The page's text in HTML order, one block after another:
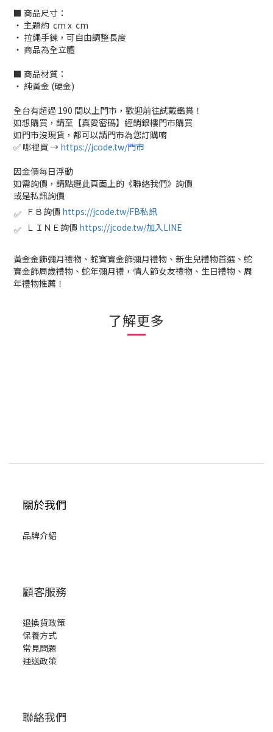
■ 商品尺寸：
‧ 主題約 cm x cm
‧ 拉繩手鍊，可自由調整長度
‧ 商品為全立體
■ 商品材質：
‧ 純黃金 (硬金)
全台有超過 190 間以上門市，歡迎前往試戴鑑賞！
如想購買，請至【真愛密碼】經銷銀樓門市購買
如門市沒現貨，都可以請門市為您訂購唷
✅ 哪裡買 → https://jcode.tw/門市
因金價每日浮動
如需詢價，請點選此頁面上的《聯絡我們》詢價
或是私訊詢價
✅ ＦＢ詢價 https://jcode.tw/FB私訊
✅ ＬＩＮＥ詢價 https://jcode.tw/加入LINE
黃金金飾彌月禮物、蛇寶寶金飾彌月禮物、新生兒禮物首選、蛇
寶金飾周歲禮物、蛇年彌月禮，情人節女友禮物、生日禮物、周
年禮物推薦！
了解更多
關於我們
品牌介紹
顧客服務
退換貨政策
保養方式
常見問題
運送政策
聯絡我們